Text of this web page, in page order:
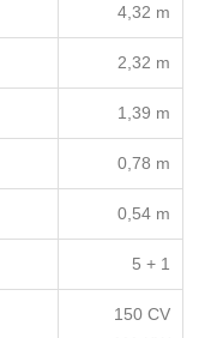
4,32 m
2,32 m
1,39 m
0,78 m
0,54 m
5 + 1
150 CV